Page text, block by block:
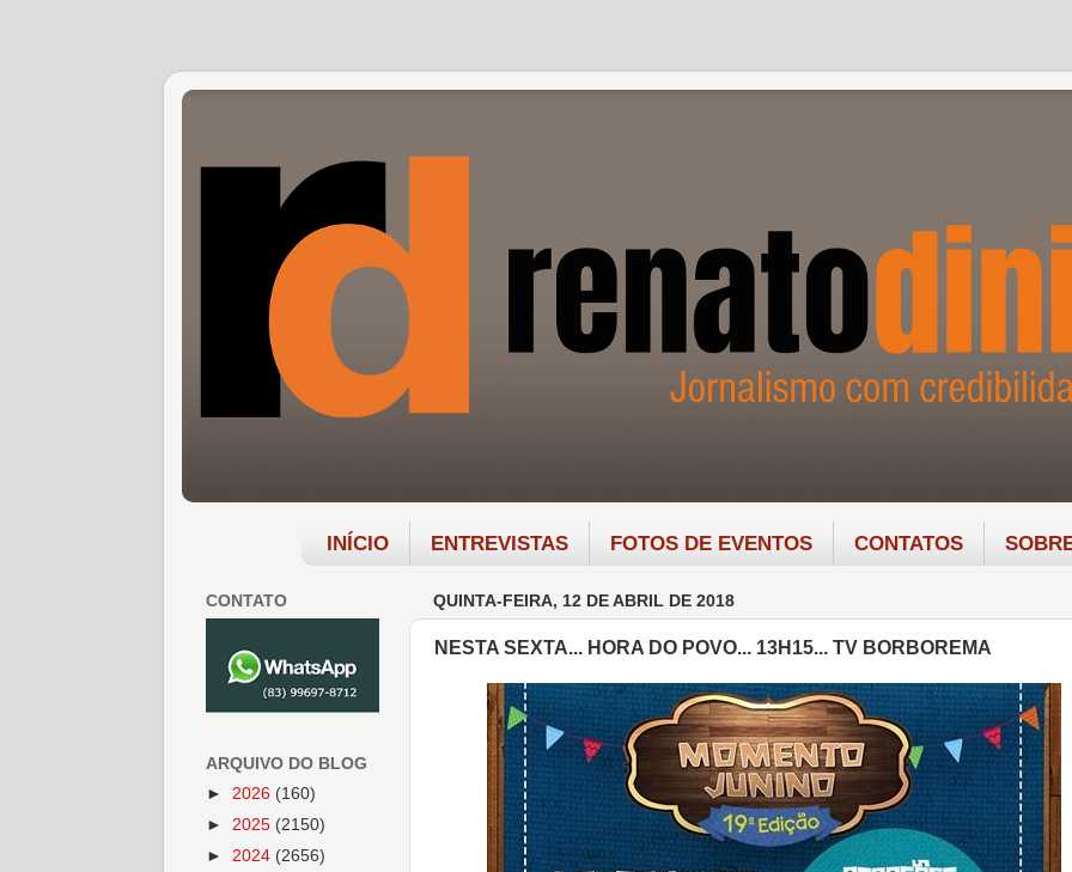
INÍCIO ENTREVISTAS FOTOS DE EVENTOS CONTATOS
QUINTA-FEIRA, 12 DE ABRIL DE 2018
NESTA SEXTA... HORA DO POVO... 13H15... TV BORBOREMA
CONTATO
ARQUIVO DO BLOG
► 2026 (160)
► 2025 (2150)
► 2024 (2656)